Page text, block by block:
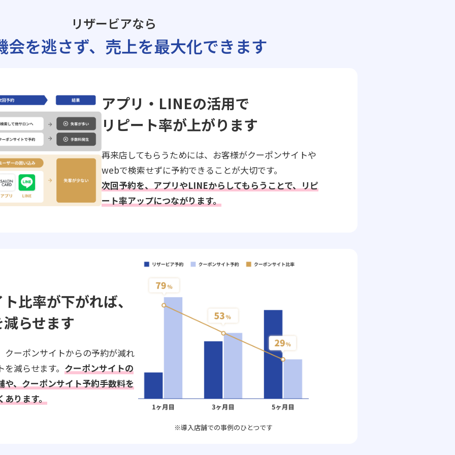
リザービアなら
を逃さず、 売上を最大化できます
アプリ・LINEの活用で
リピート率が上がります
再来店してもらうためには、お客様がクーポンサイトや
webで検索せずに予約できることが大切です。
次回予約を、アプリやLINEからしてもらうことで、リピ
ート率アップにつながります。
比率が下がれば、
らせます
クーポンサイトからの予約が減れ
減らせます。 クーポンサイトの
や、クーポンサイト予約手数料を
あります。
※導入店舗での事例のひとつです